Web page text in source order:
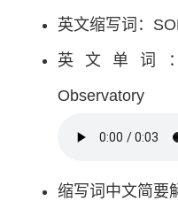
英文缩写词：
英文单词：
Observatory
缩写词中文简要